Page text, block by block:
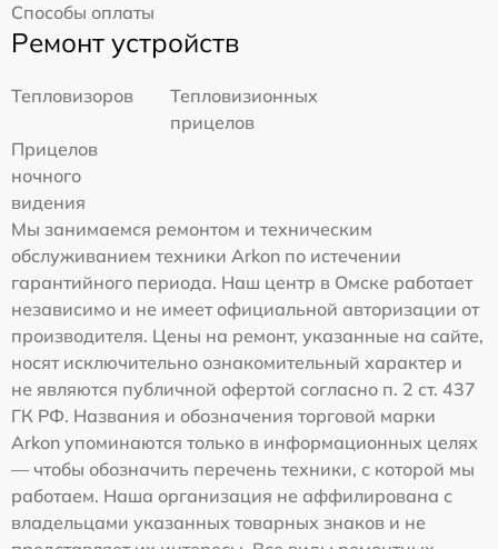
Способы оплаты
Ремонт устройств
Тепловизоров
Тепловизионных
прицелов
Прицелов
ночного
видения
Мы занимаемся ремонтом и техническим
обслуживанием техники Arkon по истечении
гарантийного периода. Наш центр в Омске работает
независимо и не имеет официальной авторизации от
производителя. Цены на ремонт, указанные на сайте,
носят исключительно ознакомительный характер и
не являются публичной офертой согласно п. 2 ст. 437
ГК РФ. Названия и обозначения торговой марки
Arkon упоминаются только в информационных целях
— чтобы обозначить перечень техники, с которой мы
работаем. Наша организация не аффилирована с
владельцами указанных товарных знаков и не